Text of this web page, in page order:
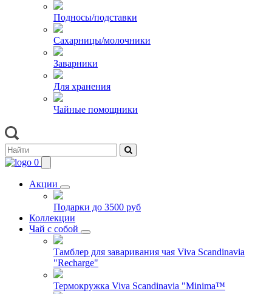
Подносы/подставки
Сахарницы/молочники
Заварники
Для хранения
Чайные помощники
0
Акции
Подарки до 3500 руб
Коллекции
Чай с собой
Тамблер для заваривания чая Viva Scandinavia
"Recharge"
Термокружка Viva Scandinavia "Minima™